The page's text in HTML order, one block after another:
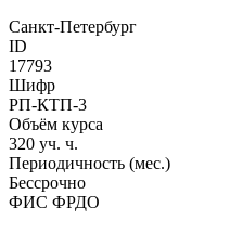
Санкт-Петербург
ID
17793
Шифр
РП-КТП-3
Объём курса
320 уч. ч.
Периодичность (мес.)
Бессрочно
ФИС ФРДО